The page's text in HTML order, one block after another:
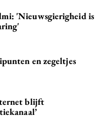
'Nieuwsgierigheid is
en zegeltjes
blijft